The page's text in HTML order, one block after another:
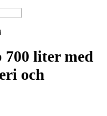
liter med
och